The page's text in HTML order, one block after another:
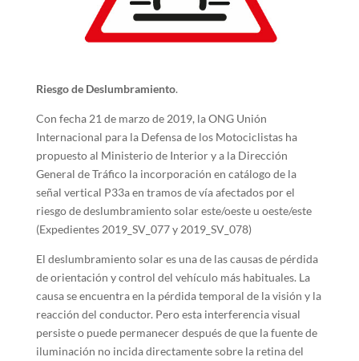
Riesgo de Deslumbramiento.
Con fecha 21 de marzo de 2019, la ONG Unión
Internacional para la Defensa de los Motociclistas ha
propuesto al Ministerio de Interior y a la Dirección
General de Tráfico la incorporación en catálogo de la
señal vertical P33a en tramos de vía afectados por el
riesgo de deslumbramiento solar este/oeste u oeste/este
(Expedientes 2019_SV_077 y 2019_SV_078)
El deslumbramiento solar es una de las causas de pérdida
de orientación y control del vehículo más habituales. La
causa se encuentra en la pérdida temporal de la visión y la
reacción del conductor. Pero esta interferencia visual
persiste o puede permanecer después de que la fuente de
iluminación no incida directamente sobre la retina del